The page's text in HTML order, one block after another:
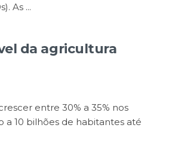
As ...
da agricultura
entre 30% a 35% nos
a 10 bilhões de habitantes até